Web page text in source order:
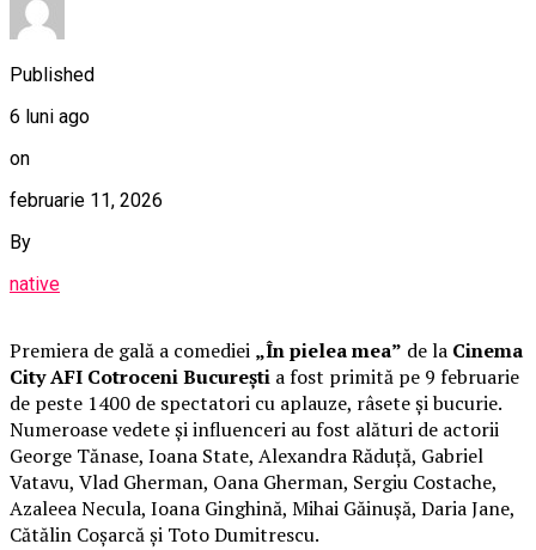
Published
6 luni ago
on
februarie 11, 2026
By
native
Premiera de gală a comediei „În pielea mea” de la Cinema
City AFI Cotroceni București a fost primită pe 9 februarie
de peste 1400 de spectatori cu aplauze, râsete și bucurie.
Numeroase vedete și influenceri au fost alături de actorii
George Tănase, Ioana State, Alexandra Răduță, Gabriel
Vatavu, Vlad Gherman, Oana Gherman, Sergiu Costache,
Azaleea Necula, Ioana Ginghină, Mihai Găinușă, Daria Jane,
Cătălin Coșarcă și Toto Dumitrescu.